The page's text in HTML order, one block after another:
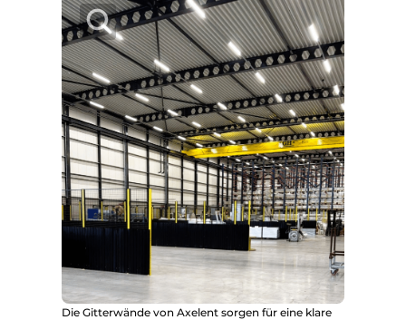
Die Gitterwände von Axelent sorgen für eine klare